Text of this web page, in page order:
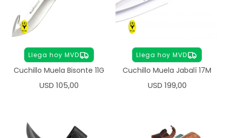
Llega hoy MVD
Cuchillo Muela Bisonte 11G
USD 105,00
Llega hoy MVD
Cuchillo Muela Jabalí 17M
USD 199,00